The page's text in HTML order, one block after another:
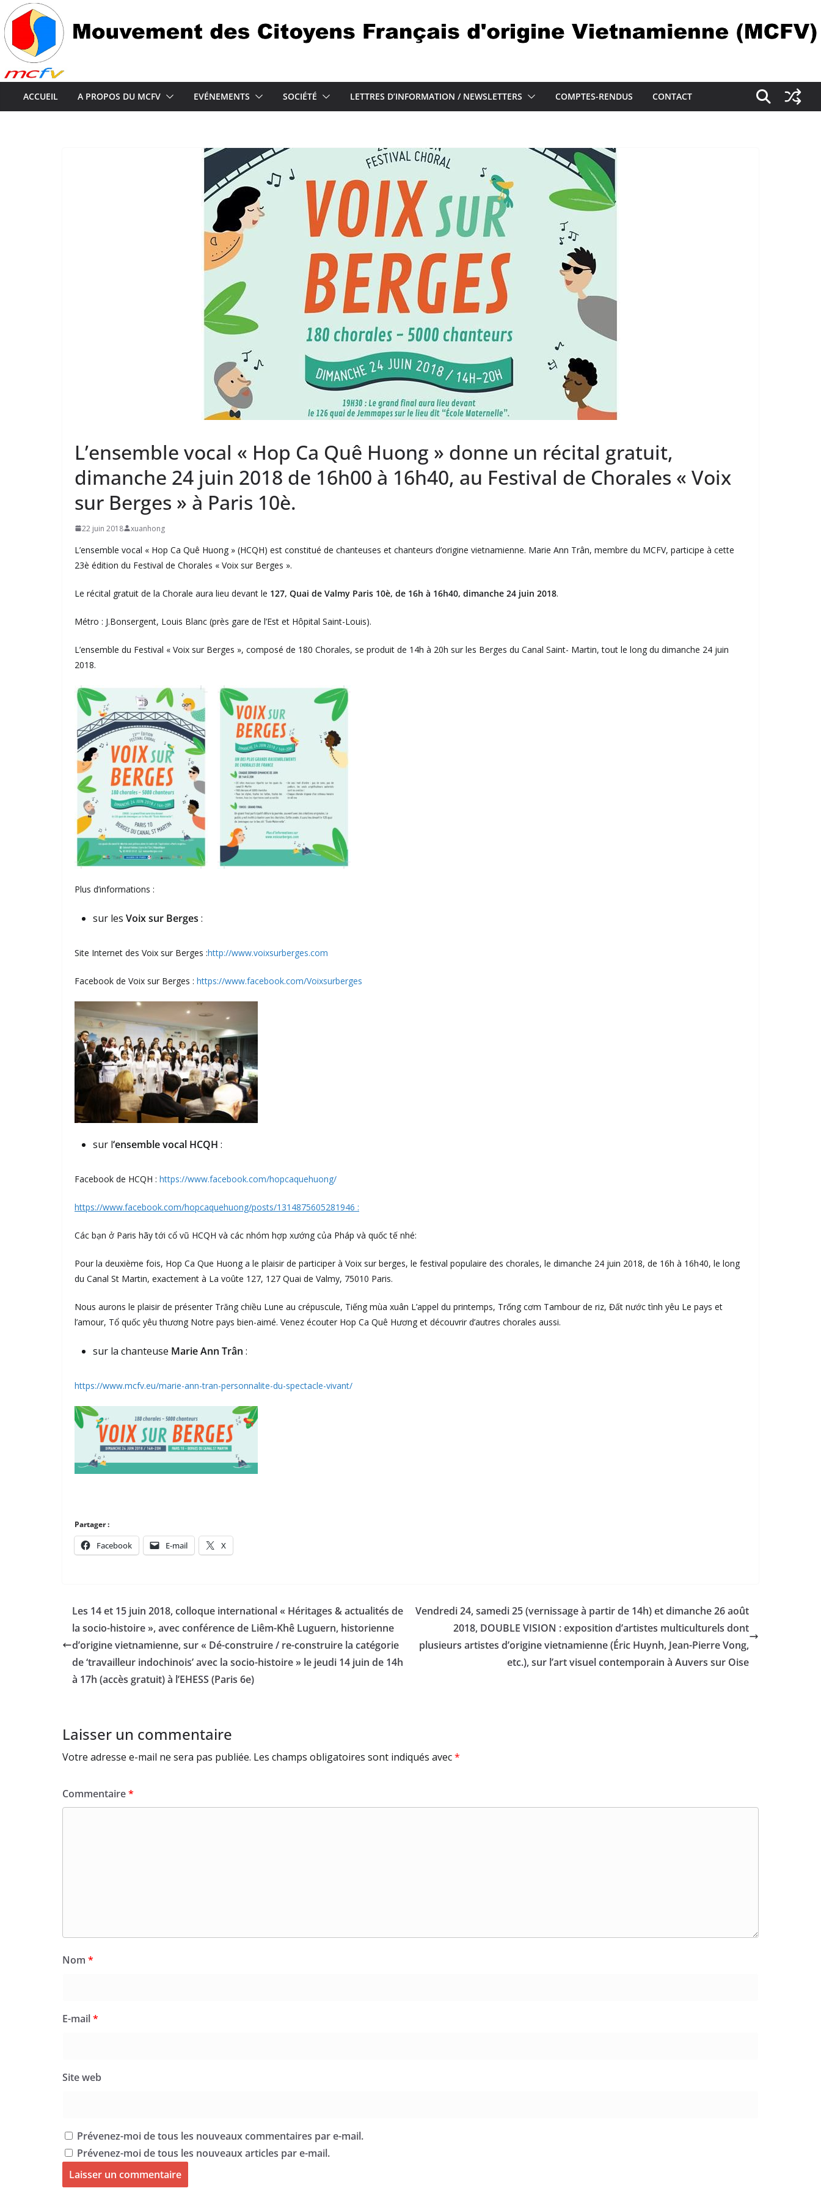
Passer
au
contenu
ACCUEIL A PROPOS DU MCFV EVÉNEMENTS SOCIÉTÉ LETTRES D’INFORMATION / NEWSLETTERS COMPTES-RENDUS CONTACT
L’ensemble vocal « Hop Ca Quê Huong » donne un récital gratuit,
dimanche 24 juin 2018 de 16h00 à 16h40, au Festival de Chorales « Voix
sur Berges » à Paris 10è.
22 juin 2018 xuanhong
L’ensemble vocal « Hop Ca Quê Huong » (HCQH) est constitué de chanteuses et chanteurs d’origine vietnamienne. Marie Ann Trân, membre du MCFV, participe à cette
23è édition du Festival de Chorales « Voix sur Berges ».
Le récital gratuit de la Chorale aura lieu devant le 127, Quai de Valmy Paris 10è, de 16h à 16h40, dimanche 24 juin 2018.
Métro : J.Bonsergent, Louis Blanc (près gare de l’Est et Hôpital Saint-Louis).
L’ensemble du Festival « Voix sur Berges », composé de 180 Chorales, se produit de 14h à 20h sur les Berges du Canal Saint- Martin, tout le long du dimanche 24 juin
2018.
Plus d’informations :
sur les Voix sur Berges :
Site Internet des Voix sur Berges :http://www.voixsurberges.com
Facebook de Voix sur Berges : https://www.facebook.com/Voixsurberges
sur l‘ensemble vocal HCQH :
Facebook de HCQH : https://www.facebook.com/hopcaquehuong/
https://www.facebook.com/hopcaquehuong/posts/1314875605281946 :
Các bạn ở Paris hãy tới cổ vũ HCQH và các nhóm hợp xướng của Pháp và quốc tế nhé:
Pour la deuxième fois, Hop Ca Que Huong a le plaisir de participer à Voix sur berges, le festival populaire des chorales, le dimanche 24 juin 2018, de 16h à 16h40, le long
du Canal St Martin, exactement à La voûte 127, 127 Quai de Valmy, 75010 Paris.
Nous aurons le plaisir de présenter Trăng chiều Lune au crépuscule, Tiếng mùa xuân L’appel du printemps, Trống cơm Tambour de riz, Đất nước tình yêu Le pays et
l’amour, Tổ quốc yêu thương Notre pays bien-aimé. Venez écouter Hop Ca Quê Hương et découvrir d’autres chorales aussi.
sur la chanteuse Marie Ann Trân :
https://www.mcfv.eu/marie-ann-tran-personnalite-du-spectacle-vivant/
Partager :
Facebook E-mail X
Les 14 et 15 juin 2018, colloque international « Héritages & actualités de
la socio-histoire », avec conférence de Liêm-Khê Luguern, historienne
d’origine vietnamienne, sur « Dé-construire / re-construire la catégorie
de ‘travailleur indochinois’ avec la socio-histoire » le jeudi 14 juin de 14h
à 17h (accès gratuit) à l’EHESS (Paris 6e)
Vendredi 24, samedi 25 (vernissage à partir de 14h) et dimanche 26 août
2018, DOUBLE VISION : exposition d’artistes multiculturels dont
plusieurs artistes d’origine vietnamienne (Éric Huynh, Jean-Pierre Vong,
etc.), sur l’art visuel contemporain à Auvers sur Oise
Laisser un commentaire
Votre adresse e-mail ne sera pas publiée. Les champs obligatoires sont indiqués avec*
Commentaire*
Nom *
E-mail*
Site web
Prévenez-moi de tous les nouveaux commentaires par e-mail.
Prévenez-moi de tous les nouveaux articles par e-mail.